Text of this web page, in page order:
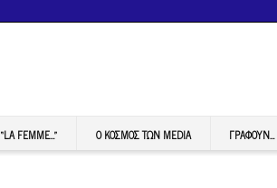
“LA FEMME…” Ο ΚΟΣΜΟΣ ΤΩΝ MEDIA ΓΡΆΦΟΥΝ…